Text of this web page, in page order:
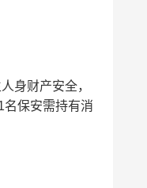
身财产安全，
名保安需持有消